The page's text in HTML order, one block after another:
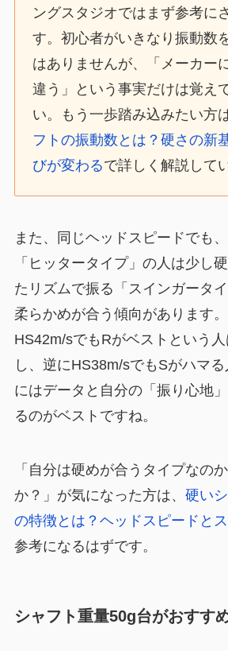
ングスタジオではまず参考に
す。初心者がいきなり振動数
はありませんが、「メーカー
違う」という事実だけは覚え
い。もう一歩踏み込みたい方は
フトの振動数とは？硬さの新
びが変わるで詳しく解説して
また、同じヘッドスピードでも
「ヒッタータイプ」の人は少し
たリズムで振る「スインガータ
柔らかめが合う傾向があります。
HS42m/sでもRがベストという
し、逆にHS38m/sでもSがハマ
にはデータと自分の「振り心地
るのがベストですね。
「自分は硬めが合うタイプなの
か？」が気になった方は、 硬い
の特徴とは？ヘッドスピードと
参考になるはずです。
シャフト重量50g台がおすす